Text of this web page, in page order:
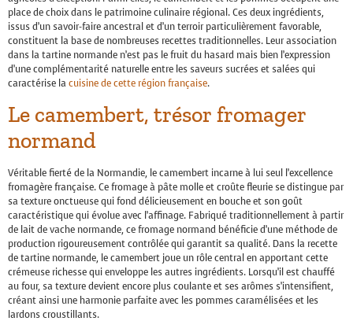
place de choix dans le patrimoine culinaire régional. Ces deux ingrédients,
issus d’un savoir-faire ancestral et d’un terroir particulièrement favorable,
constituent la base de nombreuses recettes traditionnelles. Leur association
dans la tartine normande n’est pas le fruit du hasard mais bien l’expression
d’une complémentarité naturelle entre les saveurs sucrées et salées qui
caractérise la cuisine de cette région française.
Le camembert, trésor fromager
normand
Véritable fierté de la Normandie, le camembert incarne à lui seul l’excellence
fromagère française. Ce fromage à pâte molle et croûte fleurie se distingue par
sa texture onctueuse qui fond délicieusement en bouche et son goût
caractéristique qui évolue avec l’affinage. Fabriqué traditionnellement à partir
de lait de vache normande, ce fromage normand bénéficie d’une méthode de
production rigoureusement contrôlée qui garantit sa qualité. Dans la recette
de tartine normande, le camembert joue un rôle central en apportant cette
crémeuse richesse qui enveloppe les autres ingrédients. Lorsqu’il est chauffé
au four, sa texture devient encore plus coulante et ses arômes s’intensifient,
créant ainsi une harmonie parfaite avec les pommes caramélisées et les
lardons croustillants.